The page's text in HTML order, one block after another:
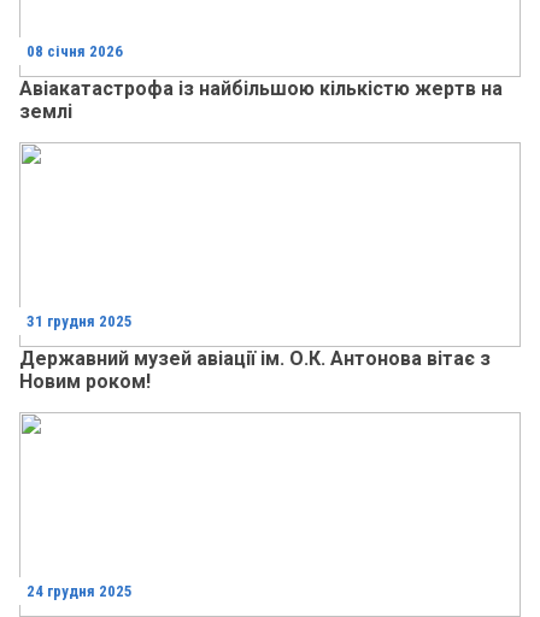
08 січня 2026
Авіакатастрофа із найбільшою кількістю жертв на
землі
31 грудня 2025
Державний музей авіації ім. О.К. Антонова вітає з
Новим роком!
24 грудня 2025